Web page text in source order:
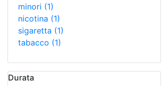
minori (1)
nicotina (1)
sigaretta (1)
tabacco (1)
Durata